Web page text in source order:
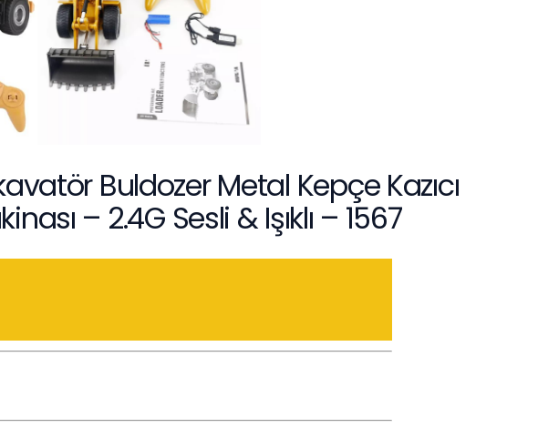
Buldozer Metal Kepçe Kazıcı
– 2.4G Sesli & Işıklı – 1567